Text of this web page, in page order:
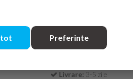
Cantitate:
Transport GRATUIT
Livrare: 3-5 zile
Preferinte